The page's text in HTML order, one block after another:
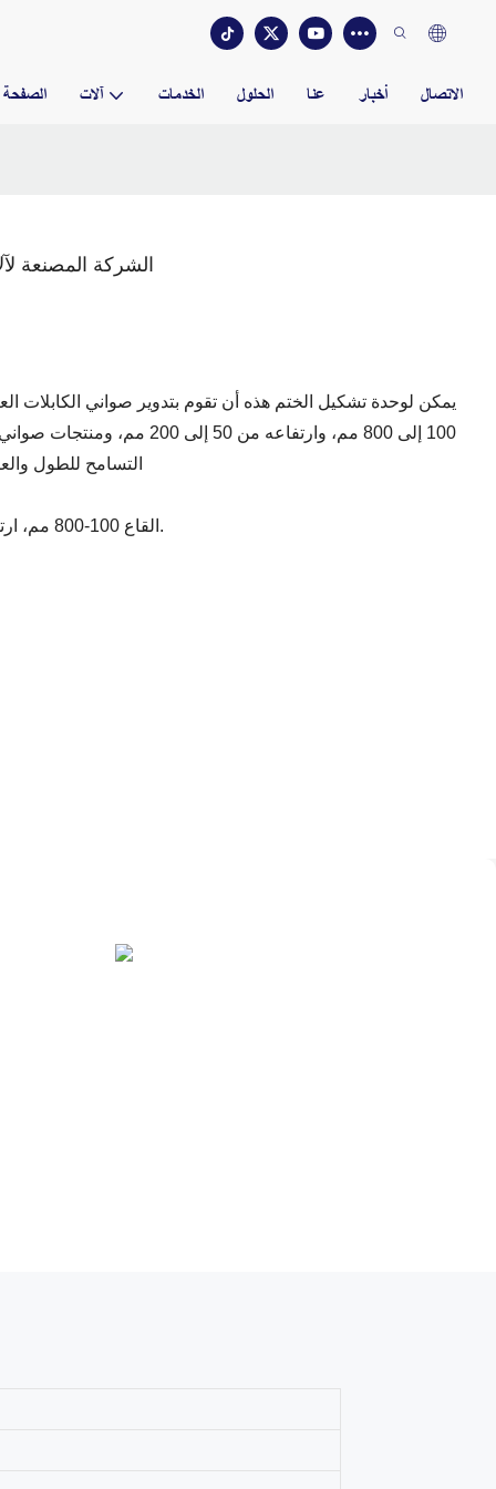
الصفحة آلات الخدمات الحلول عنا أخبار الاتصال
الشركة المصنعة
100 إلى 800 مم، وارتفاعه من
التسامح للطول والعرض داخل
القاع 100-800 مم، ارتفاع الجانب 50-200 مم، الجانب الصغير 7-15 مم.